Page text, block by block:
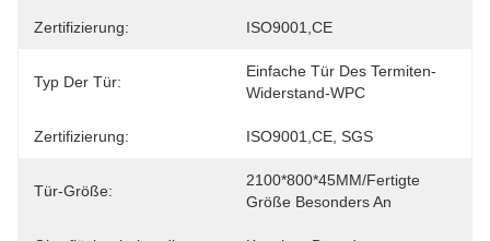
Zertifizierung: ISO9001,CE
Typ Der Tür:
Einfache Tür Des Termiten-
Widerstand-WPC
Zertifizierung: ISO9001,CE, SGS
Tür-Größe:
2100*800*45MM/fertigte
Größe Besonders An